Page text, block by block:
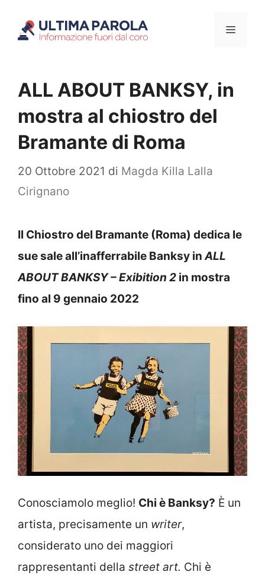
Menu
ALL ABOUT BANKSY, in
mostra al chiostro del
Bramante di Roma
20 Ottobre 2021 di Magda Killa Lalla
Cirignano
Il Chiostro del Bramante (Roma) dedica le
sue sale all’inafferrabile Banksy in ALL
ABOUT BANKSY – Exibition 2 in mostra
fino al 9 gennaio 2022
Conosciamolo meglio! Chi è Banksy? È un
artista, precisamente un writer,
considerato uno dei maggiori
rappresentanti della street art. Chi è